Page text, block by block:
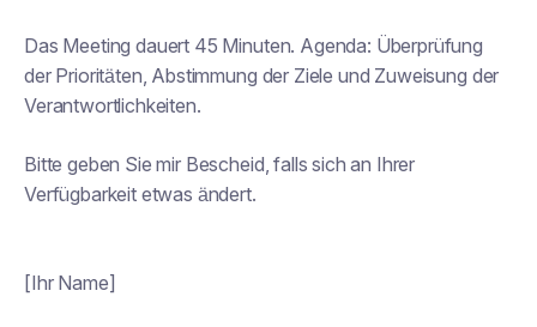
Das Meeting dauert 45 Minuten. Agenda: Überprüfung
der Prioritäten, Abstimmung der Ziele und Zuweisung der
Verantwortlichkeiten.
Bitte geben Sie mir Bescheid, falls sich an Ihrer
Verfügbarkeit etwas ändert.
[Ihr Name]